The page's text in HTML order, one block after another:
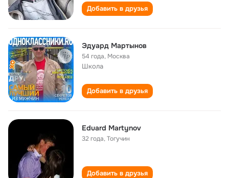
Добавить в друзья
Эдуард Мартынов
54 года, Москва
Школа
Добавить в друзья
Eduard Martynov
32 года,Тогучин
Добавить в друзья